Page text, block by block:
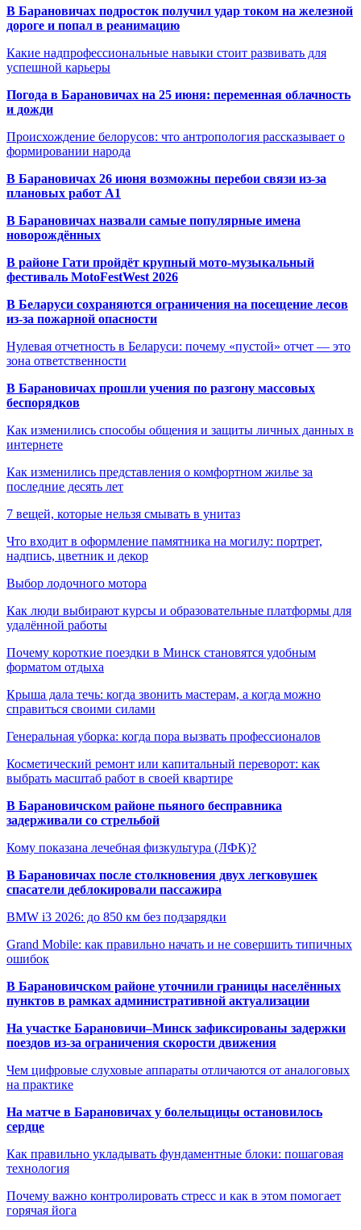
В Барановичах подросток получил удар током на железной
дороге и попал в реанимацию
Какие надпрофессиональные навыки стоит развивать для
успешной карьеры
Погода в Барановичах на 25 июня: переменная облачность
и дожди
Происхождение белорусов: что антропология рассказывает о
формировании народа
В Барановичах 26 июня возможны перебои связи из-за
плановых работ A1
В Барановичах назвали самые популярные имена
новорождённых
В районе Гати пройдёт крупный мото-музыкальный
фестиваль MotoFestWest 2026
В Беларуси сохраняются ограничения на посещение лесов
из-за пожарной опасности
Нулевая отчетность в Беларуси: почему «пустой» отчет — это
зона ответственности
В Барановичах прошли учения по разгону массовых
беспорядков
Как изменились способы общения и защиты личных данных в
интернете
Как изменились представления о комфортном жилье за
последние десять лет
7 вещей, которые нельзя смывать в унитаз
Что входит в оформление памятника на могилу: портрет,
надпись, цветник и декор
Выбор лодочного мотора
Как люди выбирают курсы и образовательные платформы для
удалённой работы
Почему короткие поездки в Минск становятся удобным
форматом отдыха
Крыша дала течь: когда звонить мастерам, а когда можно
справиться своими силами
Генеральная уборка: когда пора вызвать профессионалов
Косметический ремонт или капитальный переворот: как
выбрать масштаб работ в своей квартире
В Барановичском районе пьяного бесправника
задерживали со стрельбой
Кому показана лечебная физкультура (ЛФК)?
В Барановичах после столкновения двух легковушек
спасатели деблокировали пассажира
BMW i3 2026: до 850 км без подзарядки
Grand Mobile: как правильно начать и не совершить типичных
ошибок
В Барановичском районе уточнили границы населённых
пунктов в рамках административной актуализации
На участке Барановичи–Минск зафиксированы задержки
поездов из-за ограничения скорости движения
Чем цифровые слуховые аппараты отличаются от аналоговых
на практике
На матче в Барановичах у болельщицы остановилось
сердце
Как правильно укладывать фундаментные блоки: пошаговая
технология
Почему важно контролировать стресс и как в этом помогает
горячая йога